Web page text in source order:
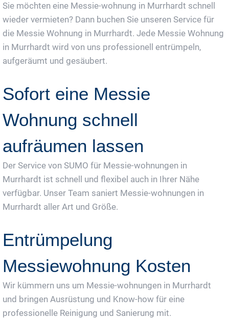
Sie möchten eine Messie-wohnung in Murrhardt schnell
wieder vermieten? Dann buchen Sie unseren Service für
die Messie Wohnung in Murrhardt. Jede Messie Wohnung
in Murrhardt wird von uns professionell entrümpeln,
aufgeräumt und gesäubert.
Sofort eine Messie
Wohnung schnell
aufräumen lassen
Der Service von SUMO für Messie-wohnungen in
Murrhardt ist schnell und flexibel auch in Ihrer Nähe
verfügbar. Unser Team saniert Messie-wohnungen in
Murrhardt aller Art und Größe.
Entrümpelung
Messiewohnung Kosten
Wir kümmern uns um Messie-wohnungen in Murrhardt
und bringen Ausrüstung und Know-how für eine
professionelle Reinigung und Sanierung mit.